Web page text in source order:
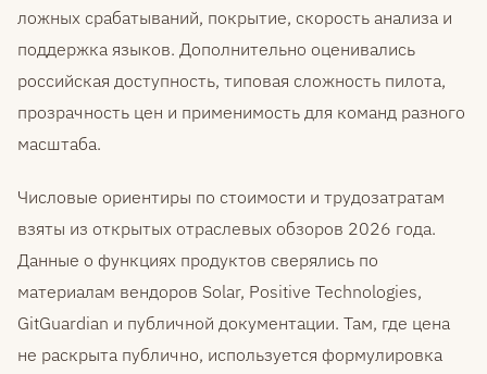
ложных срабатываний, покрытие, скорость анализа и
поддержка языков. Дополнительно оценивались
российская доступность, типовая сложность пилота,
прозрачность цен и применимость для команд разного
масштаба.
Числовые ориентиры по стоимости и трудозатратам
взяты из открытых отраслевых обзоров 2026 года.
Данные о функциях продуктов сверялись по
материалам вендоров Solar, Positive Technologies,
GitGuardian и публичной документации. Там, где цена
не раскрыта публично, используется формулировка